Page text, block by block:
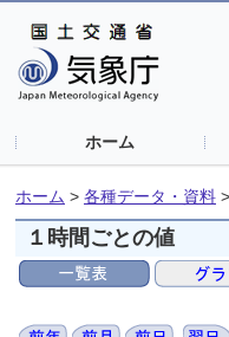
ホーム
ホーム > 各種データ・資料 >
１時間ごとの値